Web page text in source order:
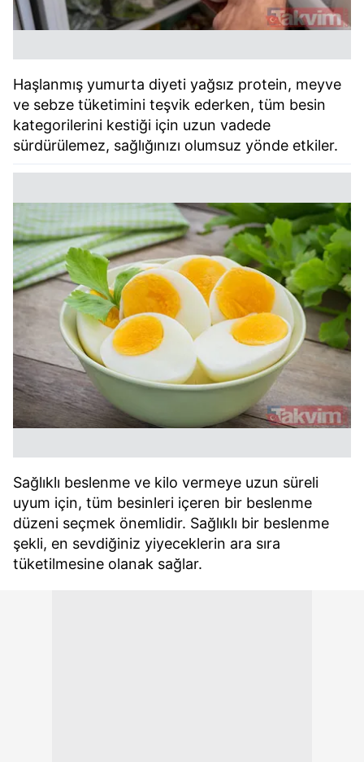
Haşlanmış yumurta diyeti yağsız protein, meyve
ve sebze tüketimini teşvik ederken, tüm besin
kategorilerini kestiği için uzun vadede
sürdürülemez, sağlığınızı olumsuz yönde etkiler.
Sağlıklı beslenme ve kilo vermeye uzun süreli
uyum için, tüm besinleri içeren bir beslenme
düzeni seçmek önemlidir. Sağlıklı bir beslenme
şekli, en sevdiğiniz yiyeceklerin ara sıra
tüketilmesine olanak sağlar.